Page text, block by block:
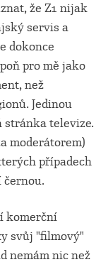
že Z1 nijak
servis a
dokonce
pro mě jako
než
Jedinou
stránka televize.
moderátorem)
případech
černou.
komerční
svůj "filmový"
nemám nic než